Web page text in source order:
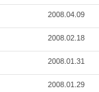
2008.04.09
2008.02.18
2008.01.31
2008.01.29